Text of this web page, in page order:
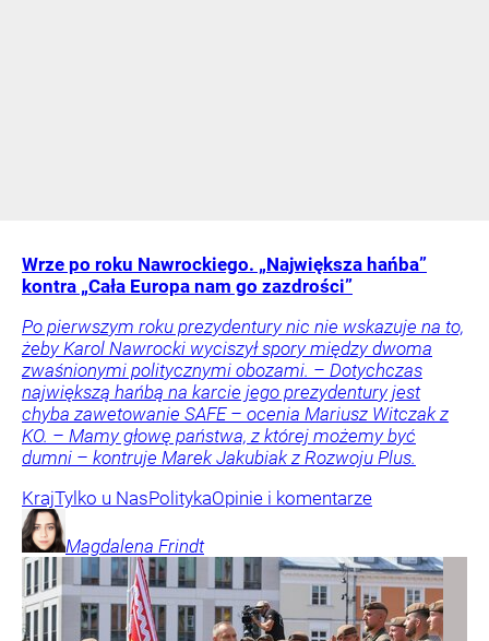
Wrze po roku Nawrockiego. „Największa hańba”
kontra „Cała Europa nam go zazdrości”
Po pierwszym roku prezydentury nic nie wskazuje na to,
żeby Karol Nawrocki wyciszył spory między dwoma
zwaśnionymi politycznymi obozami. – Dotychczas
największą hańbą na karcie jego prezydentury jest
chyba zawetowanie SAFE – ocenia Mariusz Witczak z
KO. – Mamy głowę państwa, z której możemy być
dumni – kontruje Marek Jakubiak z Rozwoju Plus.
KrajTylko u NasPolitykaOpinie i komentarze
Magdalena Frindt